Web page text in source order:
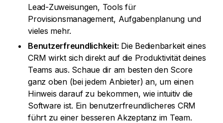
Lead-Zuweisungen, Tools für
Provisionsmanagement, Aufgabenplanung und
vieles mehr.
Benutzerfreundlichkeit: Die Bedienbarkeit eines
CRM wirkt sich direkt auf die Produktivität deines
Teams aus. Schaue dir am besten den Score
ganz oben (bei jedem Anbieter) an, um einen
Hinweis darauf zu bekommen, wie intuitiv die
Software ist. Ein benutzerfreundlicheres CRM
führt zu einer besseren Akzeptanz im Team.